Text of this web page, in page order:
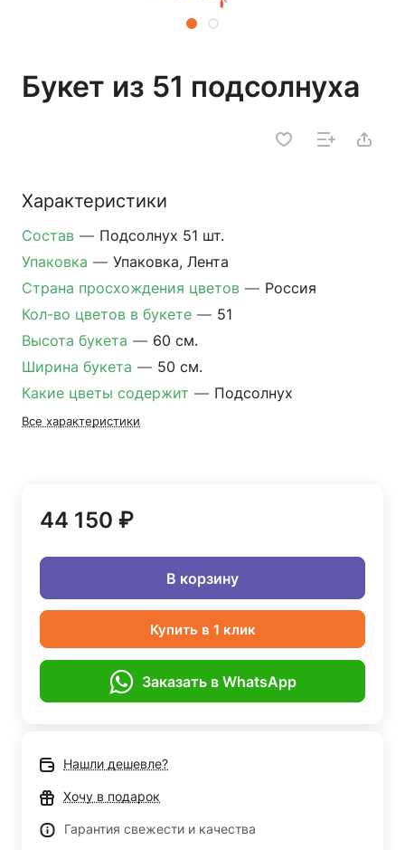
Букет из 51 подсолнуха
Характеристики
Состав — Подсолнух 51 шт.
Упаковка — Упаковка, Лента
Страна просхождения цветов — Россия
Кол-во цветов в букете — 51
Высота букета — 60 см.
Ширина букета — 50 см.
Какие цветы содержит — Подсолнух
Все характеристики
44 150 ₽
В корзину
Купить в 1 клик
Заказать в WhatsApp
Нашли дешевле?
Хочу в подарок
Гарантия свежести и качества